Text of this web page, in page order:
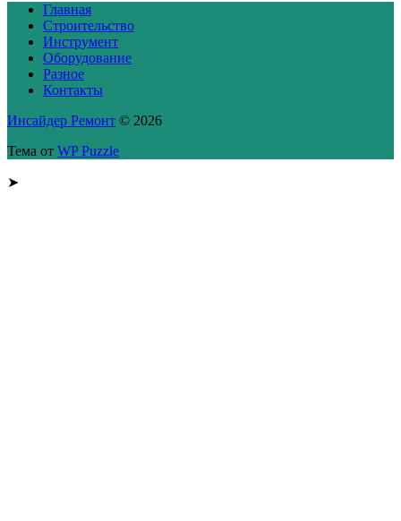
Главная
Строительство
Инструмент
Оборудование
Разное
Контакты
Инсайдер Ремонт © 2026
Тема от WP Puzzle
➤